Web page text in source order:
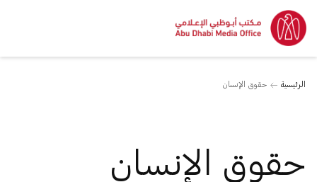
الرئيسية حقوق الإنسان
حقوق الإنسان